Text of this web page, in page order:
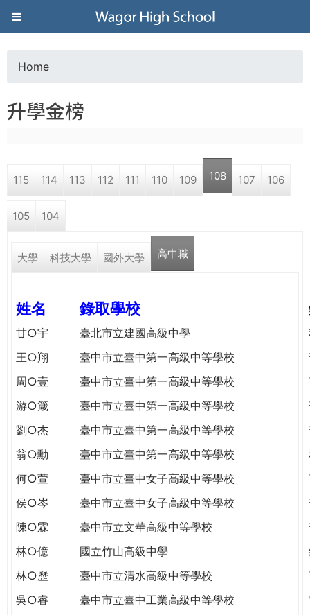
Jump to navigation
葳
格
高
學
格。
民。
TODAY
o
a
r
e
e
r
e
Home
升學金榜
115 114 113 112 111 110 109 108 107 106
105 104
大學 科技大學 國外大學 高中職
姓名 錄取學校
甘○宇 臺北市立建國高級中學
王○翔
臺中市立臺中第一高級中等學校
周○壹
臺中市立臺中第一高級中等學校
游○箴
臺中市立臺中第一高級中等學校
劉○杰
臺中市立臺中第一高級中等學校
翁○勳
臺中市立臺中第一高級中等學校
何○萱
臺中市立臺中女子高級中等學校
侯○岑
臺中市立臺中女子高級中等學校
陳○霖
臺中市立文華高級中等學校
林○億
國立竹山高級中學
林○歷
臺中市立清水高級中等學校
吳○睿
臺中市立臺中工業高級中等學校